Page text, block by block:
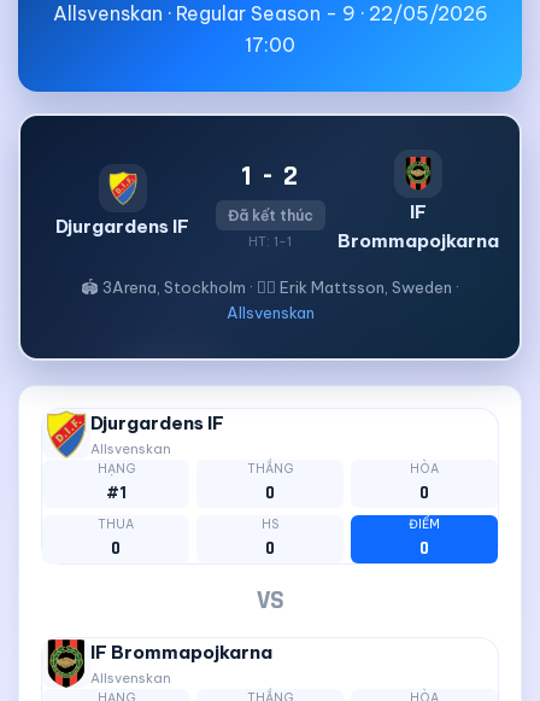
Allsvenskan · Regular Season - 9 · 22/05/2026
17:00
Djurgardens IF
1 - 2
Đã kết thúc
HT: 1-1
IF
Brommapojkarna
🏟 3Arena, Stockholm · 🧑‍⚖ Erik Mattsson, Sweden ·
Allsvenskan
Djurgardens IF
Allsvenskan
HẠNG
#1
THẮNG
0
HÒA
0
THUA
0
HS
0
ĐIỂM
0
VS
IF Brommapojkarna
Allsvenskan